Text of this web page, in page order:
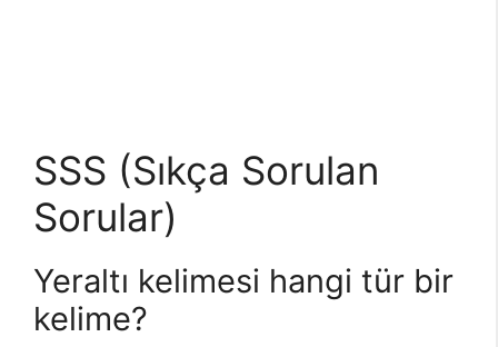
SSS (Sıkça Sorulan
Sorular)
Yeraltı kelimesi hangi tür bir
kelime?